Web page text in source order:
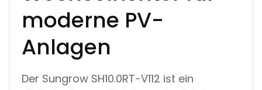
moderne PV-
Anlagen
Der Sungrow SH10.0RT-V112 ist ein